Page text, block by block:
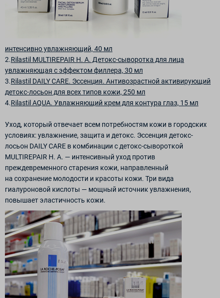
интенсивно увлажняющий, 40 мл
2.Rilastil MULTIREPAIR H. A. Детокс-сыворотка для лица
увлажняющая с эффектом филлера, 30 мл
3.Rilastil DAILY CARE. Эссенция. Антивозрастной активирующий
детокс-лосьон для всех типов кожи, 250 мл
4.Rilastil AQUA. Увлажняющий крем для контура глаз, 15 мл
Уход, который отвечает всем потребностям кожи в городских
условиях: увлажнение, защита и детокс. Эссенция детокс-
лосьон DAILY CARE в комбинации с детокс-сывороткой
MULTIREPAIR H. A. — интенсивный уход против
преждевременного старения кожи, направленный
на сохранение молодости и красоты кожи. Три вида
гиалуроновой кислоты — мощный источник увлажнения,
повышает эластичность кожи.